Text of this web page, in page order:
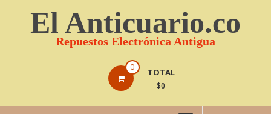
El Anticuario.co
Repuestos Electrónica Antigua
0 TOTAL
$0